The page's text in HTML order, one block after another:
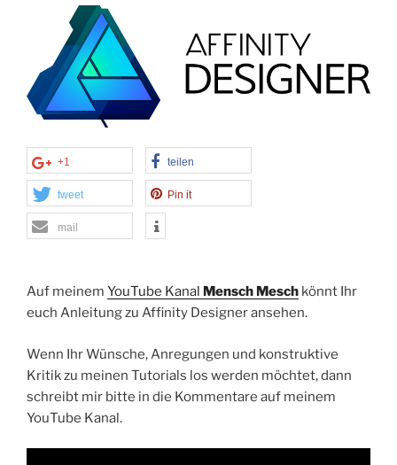
+1 teilen
tweet Pin it
mail
Auf meinem YouTube Kanal Mensch Mesch könnt Ihr
euch Anleitung zu Affinity Designer ansehen.
Wenn Ihr Wünsche, Anregungen und konstruktive
Kritik zu meinen Tutorials los werden möchtet, dann
schreibt mir bitte in die Kommentare auf meinem
YouTube Kanal.